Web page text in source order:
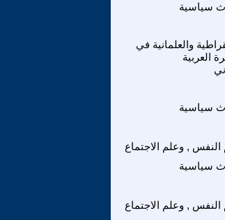
سياسية
والعلمانية في
العربية
سياسية
, وعلم الاجتماع
سياسية
, وعلم الاجتماع